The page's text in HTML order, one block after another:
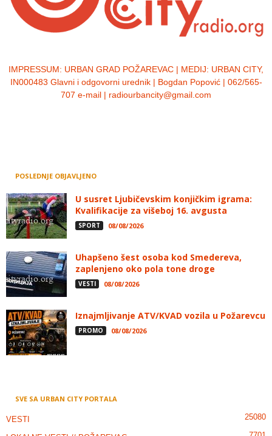
IMPRESSUM: URBAN GRAD POŽAREVAC | MEDIJ: URBAN CITY,
IN000483 Glavni i odgovorni urednik | Bogdan Popović | 062/565-
707 e-mail | radiourbancity@gmail.com
POSLEDNJE OBJAVLJENO
U susret Ljubičevskim konjičkim igrama:
Kvalifikacije za višeboj 16. avgusta
SPORT 08/08/2026
Uhapšeno šest osoba kod Smedereva,
zaplenjeno oko pola tone droge
VESTI 08/08/2026
Iznajmljivanje ATV/KVAD vozila u Požarevcu
PROMO 08/08/2026
SVE SA URBAN CITY PORTALA
VESTI 25080